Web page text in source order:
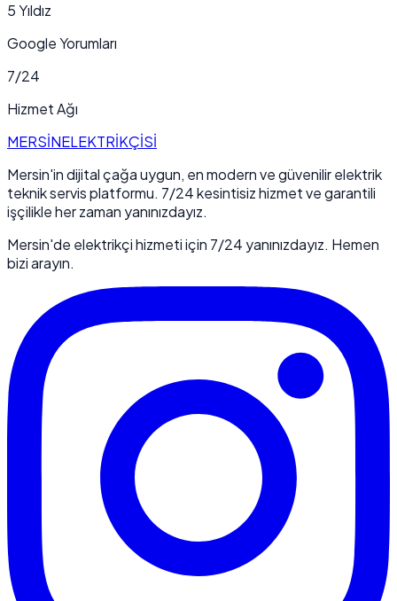
5 Yıldız
Google Yorumları
7/24
Hizmet Ağı
MERSİNELEKTRİKÇİSİ
Mersin'in dijital çağa uygun, en modern ve güvenilir elektrik
teknik servis platformu. 7/24 kesintisiz hizmet ve garantili
işçilikle her zaman yanınızdayız.
Mersin'de elektrikçi hizmeti için 7/24 yanınızdayız. Hemen
bizi arayın.